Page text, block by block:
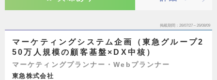
掲載期間 26/07/27～26/08/09
マーケティングシステム企画（東急グループ2
50万人規模の顧客基盤×DX中核）
マーケティングプランナー・Webプランナー
東急株式会社